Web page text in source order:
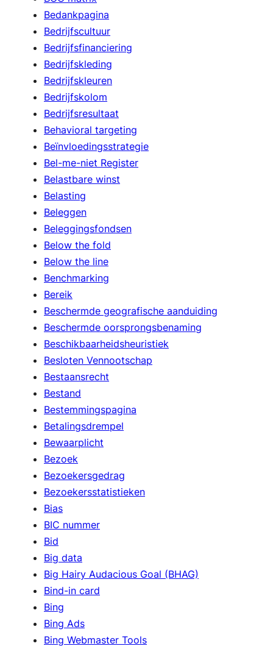
Bedankpagina
Bedrijfscultuur
Bedrijfsfinanciering
Bedrijfskleding
Bedrijfskleuren
Bedrijfskolom
Bedrijfsresultaat
Behavioral targeting
Beïnvloedingsstrategie
Bel-me-niet Register
Belastbare winst
Belasting
Beleggen
Beleggingsfondsen
Below the fold
Below the line
Benchmarking
Bereik
Beschermde geografische aanduiding
Beschermde oorsprongsbenaming
Beschikbaarheidsheuristiek
Besloten Vennootschap
Bestaansrecht
Bestand
Bestemmingspagina
Betalingsdrempel
Bewaarplicht
Bezoek
Bezoekersgedrag
Bezoekersstatistieken
Bias
BIC nummer
Bid
Big data
Big Hairy Audacious Goal (BHAG)
Bind-in card
Bing
Bing Ads
Bing Webmaster Tools